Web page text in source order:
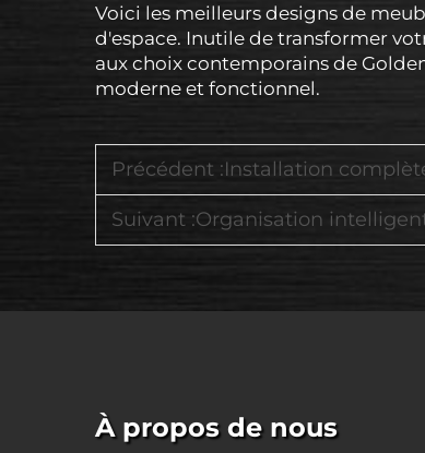
Voici les meilleurs designs de
d'espace. Inutile de transformer
aux choix contemporains de
moderne et fonctionnel.
Précédent :Installation complète de
Suivant :Organisation intelligente de l'atelier
À propos de nous